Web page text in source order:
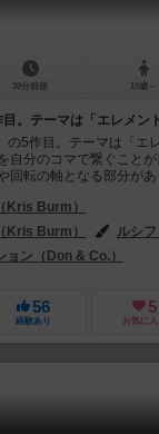
30分前後 10歳～
。テーマは「エレメント
の5作目。テーマは「エ
自分のコマで繋ぐこと
回転の軸となる部分があ
Kris Burm）
Kris Burm）
ルシ
ョン（Don & Co.）
56
経験あり
5
お気に入